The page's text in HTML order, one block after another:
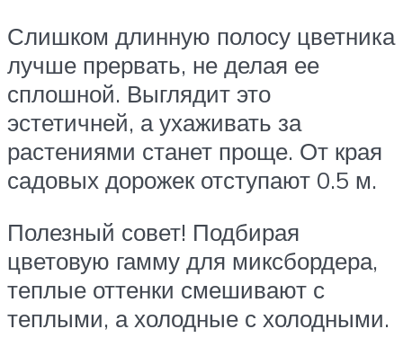
Слишком длинную полосу цветника
лучше прервать, не делая ее
сплошной. Выглядит это
эстетичней, а ухаживать за
растениями станет проще. От края
садовых дорожек отступают 0.5 м.
Полезный совет! Подбирая
цветовую гамму для миксбордера,
теплые оттенки смешивают с
теплыми, а холодные с холодными.